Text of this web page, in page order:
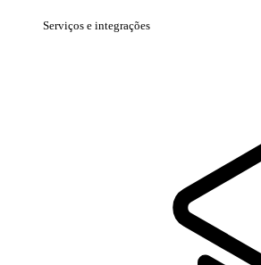
Serviços e integrações